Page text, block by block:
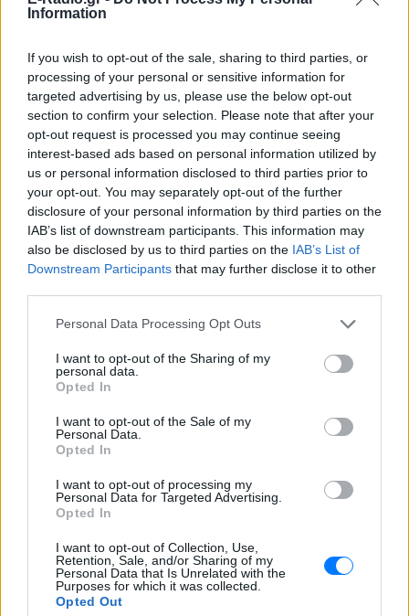
Information
If you wish to opt-out of the sale, sharing to third parties, or
processing of your personal or sensitive information for
targeted advertising by us, please use the below opt-out
section to confirm your selection. Please note that after your
opt-out request is processed you may continue seeing
interest-based ads based on personal information utilized by
us or personal information disclosed to third parties prior to
your opt-out. You may separately opt-out of the further
disclosure of your personal information by third parties on the
IAB’s list of downstream participants. This information may
also be disclosed by us to third parties on the IAB’s List of
Downstream Participants that may further disclose it to other
Personal Data Processing Opt Outs
I want to opt-out of the Sharing of my
personal data.
Opted In
I want to opt-out of the Sale of my
Personal Data.
Opted In
I want to opt-out of processing my
Personal Data for Targeted Advertising.
Opted In
I want to opt-out of Collection, Use,
Retention, Sale, and/or Sharing of my
Personal Data that Is Unrelated with the
Purposes for which it was collected.
Opted Out
παγκοσμίως που ξεπέρασαν τα 100 εκατομμύρια
Στο ενεργητικό της καταγράφονται επίσης επτά
Diamond-certified τίτλοιαπό τηνRIAA, ανάμεσά
τους τα
«Firework» «Dark Horse» «Roar»
«California
Gurls»(feat. Snoop Dogg),«E.T.», «Teenage Dream»
(single) και το ομώνυμο άλμπουμ Teenage Dream.
ΔΙΑΦΗΜΙΣΗ